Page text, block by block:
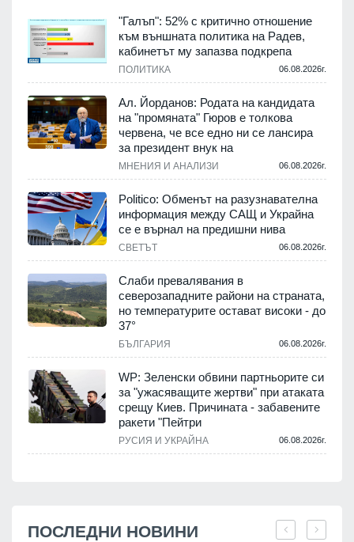
"Галъп": 52% с критично отношение
към външната политика на Радев,
кабинетът му запазва подкрепа
ПОЛИТИКА 06.08.2026г.
Ал. Йорданов: Родата на кандидата
на "промяната" Гюров е толкова
червена, че все едно ни се лансира
за президент внук на
МНЕНИЯ И АНАЛИЗИ 06.08.2026г.
Politico: Обменът на разузнавателна
информация между САЩ и Украйна
се е върнал на предишни нива
СВЕТЪТ 06.08.2026г.
Слаби превалявания в
северозападните райони на страната,
но температурите остават високи - до
37°
БЪЛГАРИЯ 06.08.2026г.
WP: Зеленски обвини партньорите си
за "ужасяващите жертви" при атаката
срещу Киев. Причината - забавените
ракети "Пейтри
РУСИЯ И УКРАЙНА 06.08.2026г.
ПОСЛЕДНИ НОВИНИ